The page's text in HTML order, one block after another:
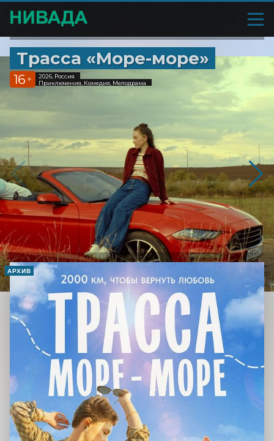
Трасса «Море-море»
16 +
2026, Россия
Приключения, Комедия, Мелодрама
АРХИВ